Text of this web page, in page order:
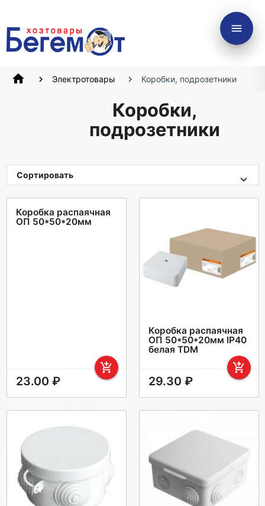
menu
home Электротовары Коробки, подрозетники
Коробки,
подрозетники
Сортировать
Коробка распаячная
ОП 50*50*20мм
add_shopping_cart
23.00 ₽
Коробка распаячная
ОП 50*50*20мм IP40
белая TDM
add_shopping_cart
29.30 ₽